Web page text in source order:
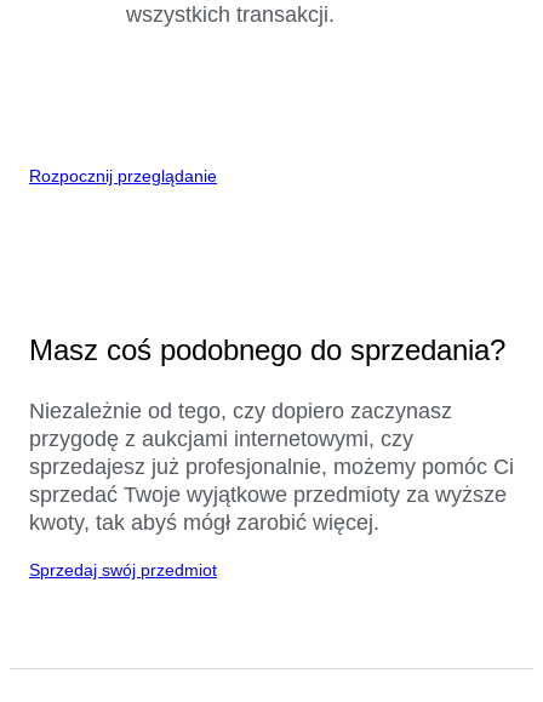
wszystkich transakcji.
Rozpocznij przeglądanie
Masz coś podobnego do sprzedania?
Niezależnie od tego, czy dopiero zaczynasz
przygodę z aukcjami internetowymi, czy
sprzedajesz już profesjonalnie, możemy pomóc Ci
sprzedać Twoje wyjątkowe przedmioty za wyższe
kwoty, tak abyś mógł zarobić więcej.
Sprzedaj swój przedmiot